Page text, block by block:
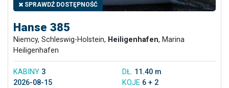
SPRAWDŹ DOSTĘPNOŚĆ
Hanse 385
Niemcy, Schleswig-Holstein, Heiligenhafen, Marina
Heiligenhafen
KABINY 3 DŁ. 11.40 m
2026-08-15
KOJE 6 + 2